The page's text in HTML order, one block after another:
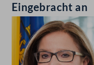
Eingebracht an